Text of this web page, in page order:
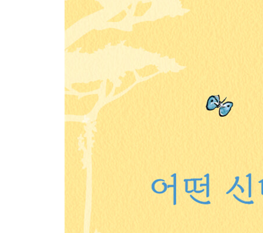
10 푸, 이제는 우리 모두 어른이 되어야 해
저자 소개
작품 해설